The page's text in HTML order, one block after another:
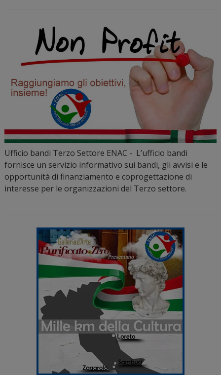
Ufficio bandi Terzo Settore ENAC - L’ufficio bandi
fornisce un servizio informativo sui bandi, gli avvisi e le
opportunità di finanziamento e coprogettazione di
interesse per le organizzazioni del Terzo settore.